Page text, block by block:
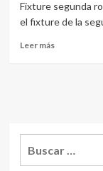
Fixture segunda
el fixture de la
Leer másLeer
segunda
rueda
en